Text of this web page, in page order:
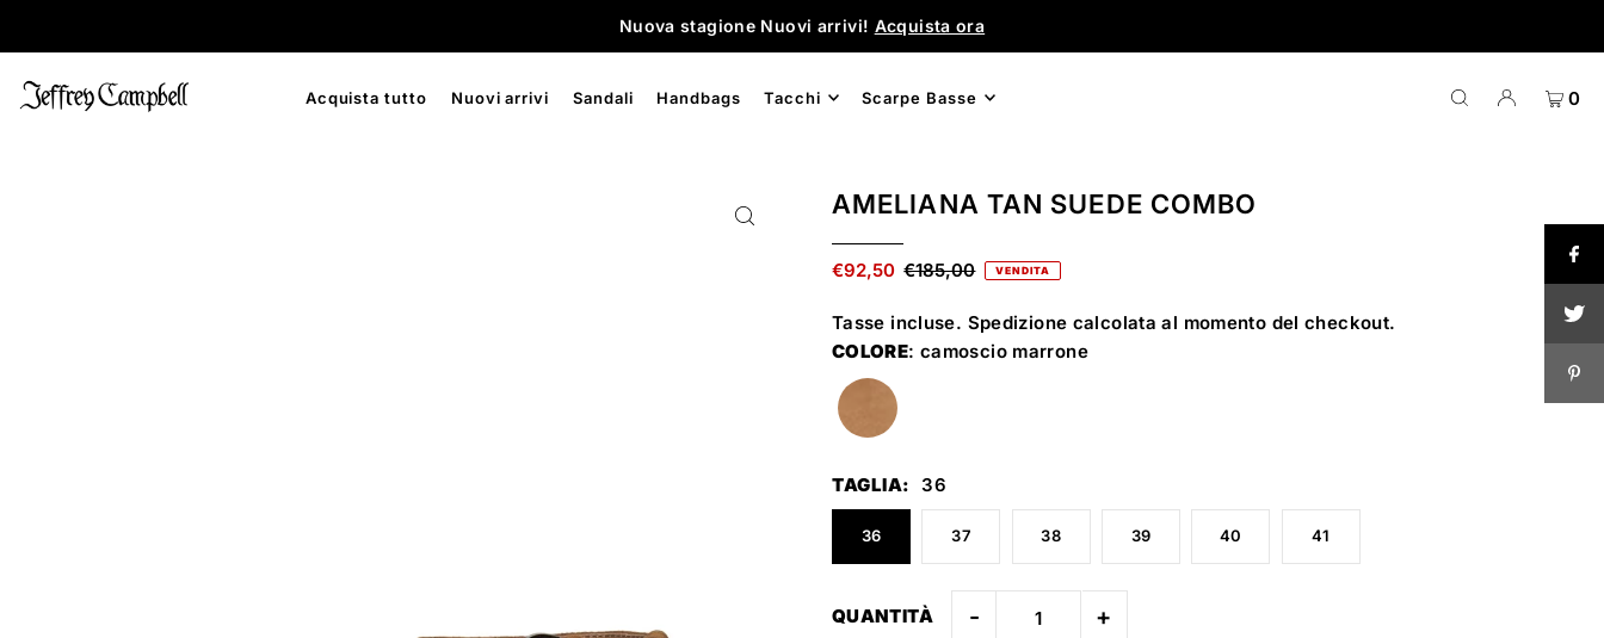
Nuova stagione Nuovi arrivi! Acquista ora
Acquista tutto Nuovi arrivi Sandali Handbags Tacchi Scarpe Basse 0
AMELIANA TAN SUEDE COMBO
€92,50 €185,00 VENDITA
Tasse incluse. Spedizione calcolata al momento del checkout.
COLORE: camoscio marrone
TAGLIA: 36
36 37 38 39 40 41
QUANTITÀ - +